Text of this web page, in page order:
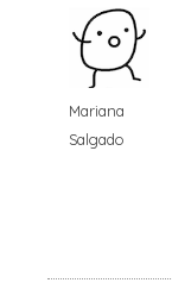
Mariana
Salgado